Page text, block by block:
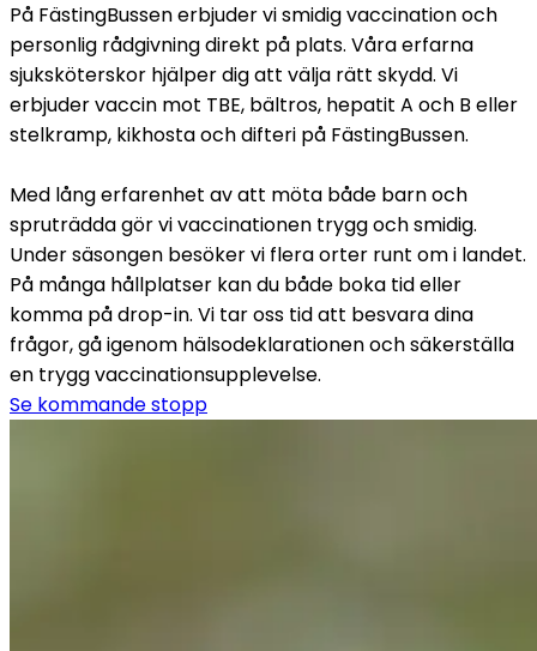
På FästingBussen erbjuder vi smidig vaccination och
personlig rådgivning direkt på plats. Våra erfarna
sjuksköterskor hjälper dig att välja rätt skydd. Vi
erbjuder vaccin mot TBE, bältros, hepatit A och B eller
stelkramp, kikhosta och difteri på FästingBussen.
Med lång erfarenhet av att möta både barn och
spruträdda gör vi vaccinationen trygg och smidig.
Under säsongen besöker vi flera orter runt om i landet.
På många hållplatser kan du både boka tid eller
komma på drop-in. Vi tar oss tid att besvara dina
frågor, gå igenom hälsodeklarationen och säkerställa
en trygg vaccinationsupplevelse.
Se kommande stopp